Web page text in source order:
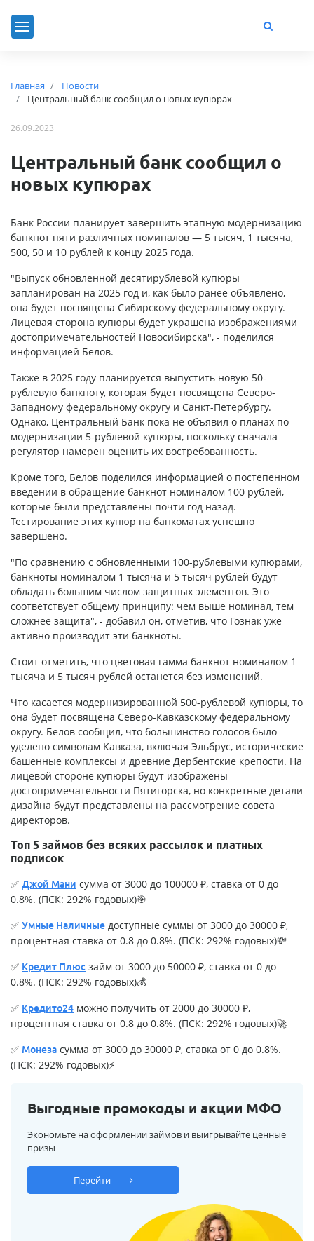
Главная
Новости
Центральный банк сообщил о новых купюрах
26.09.2023
Центральный банк сообщил о
новых купюрах
Банк России планирует завершить этапную модернизацию
банкнот пяти различных номиналов — 5 тысяч, 1 тысяча,
500, 50 и 10 рублей к концу 2025 года.
"Выпуск обновленной десятирублевой купюры
запланирован на 2025 год и, как было ранее объявлено,
она будет посвящена Сибирскому федеральному округу.
Лицевая сторона купюры будет украшена изображениями
достопримечательностей Новосибирска", - поделился
информацией Белов.
Также в 2025 году планируется выпустить новую 50-
рублевую банкноту, которая будет посвящена Северо-
Западному федеральному округу и Санкт-Петербургу.
Однако, Центральный Банк пока не объявил о планах по
модернизации 5-рублевой купюры, поскольку сначала
регулятор намерен оценить их востребованность.
Кроме того, Белов поделился информацией о постепенном
введении в обращение банкнот номиналом 100 рублей,
которые были представлены почти год назад.
Тестирование этих купюр на банкоматах успешно
завершено.
"По сравнению с обновленными 100-рублевыми купюрами,
банкноты номиналом 1 тысяча и 5 тысяч рублей будут
обладать большим числом защитных элементов. Это
соответствует общему принципу: чем выше номинал, тем
сложнее защита", - добавил он, отметив, что Гознак уже
активно производит эти банкноты.
Стоит отметить, что цветовая гамма банкнот номиналом 1
тысяча и 5 тысяч рублей останется без изменений.
Что касается модернизированной 500-рублевой купюры, то
она будет посвящена Северо-Кавказскому федеральному
округу. Белов сообщил, что большинство голосов было
уделено символам Кавказа, включая Эльбрус, исторические
башенные комплексы и древние Дербентские крепости. На
лицевой стороне купюры будут изображены
достопримечательности Пятигорска, но конкретные детали
дизайна будут представлены на рассмотрение совета
директоров.
Топ 5 займов без всяких рассылок и платных
подписок
✅ Джой Мани сумма от 3000 до 100000 ₽, ставка от 0 до
0.8%. (ПСК: 292% годовых)🎯
✅ Умные Наличные доступные суммы от 3000 до 30000 ₽,
процентная ставка от 0.8 до 0.8%. (ПСК: 292% годовых)💸
✅ Кредит Плюс займ от 3000 до 50000 ₽, ставка от 0 до
0.8%. (ПСК: 292% годовых)💰
✅ Кредито24 можно получить от 2000 до 30000 ₽,
процентная ставка от 0.8 до 0.8%. (ПСК: 292% годовых)🚀
✅ Монеза сумма от 3000 до 30000 ₽, ставка от 0 до 0.8%.
(ПСК: 292% годовых)⚡
Выгодные промокоды и акции МФО
Экономьте на оформлении займов и выигрывайте ценные
призы
Перейти